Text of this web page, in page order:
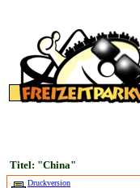
Titel: "China"
Druckversion